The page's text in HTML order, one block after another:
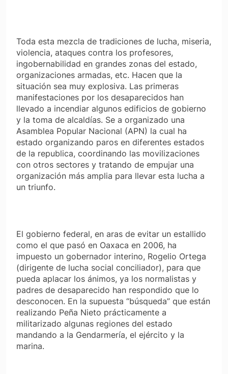
Toda esta mezcla de tradiciones de lucha, miseria,
violencia, ataques contra los profesores,
ingobernabilidad en grandes zonas del estado,
organizaciones armadas, etc. Hacen que la
situación sea muy explosiva. Las primeras
manifestaciones por los desaparecidos han
llevado a incendiar algunos edificios de gobierno
y la toma de alcaldías. Se a organizado una
Asamblea Popular Nacional (APN) la cual ha
estado organizando paros en diferentes estados
de la republica, coordinando las movilizaciones
con otros sectores y tratando de empujar una
organización más amplia para llevar esta lucha a
un triunfo.
El gobierno federal, en aras de evitar un estallido
como el que pasó en Oaxaca en 2006, ha
impuesto un gobernador interino, Rogelio Ortega
(dirigente de lucha social conciliador), para que
pueda aplacar los ánimos, ya los normalistas y
padres de desaparecido han respondido que lo
desconocen. En la supuesta “búsqueda” que están
realizando Peña Nieto prácticamente a
militarizado algunas regiones del estado
mandando a la Gendarmería, el ejército y la
marina.